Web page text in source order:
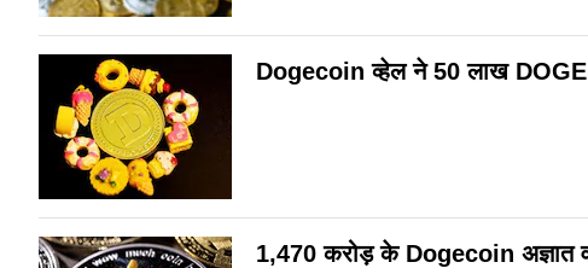
Dogecoin व्हेल ने 50 लाख
1,470 करोड़ के Dogecoin